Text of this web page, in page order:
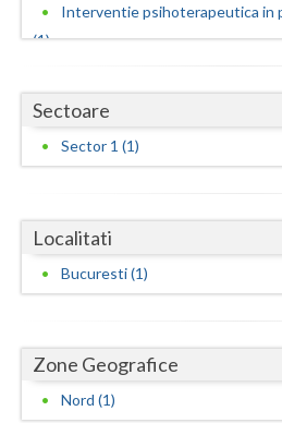
Harghita
Hunedoara
Iasi
Mehedinti
Mures
Interventie psihoterapeutica in
(1)
Interventie psihoterapeutica in
Interventie psihoterapeutica in
Interventie psihoterapeutica in
Logoterapie in tulburarile de
Psihoterapie - Interventie
Psihoterapie - Interventie
Psihoterapie - Interventie
Sectoare
Sector 1 (1)
Localitati
Bucuresti (1)
Zone Geografice
Nord (1)